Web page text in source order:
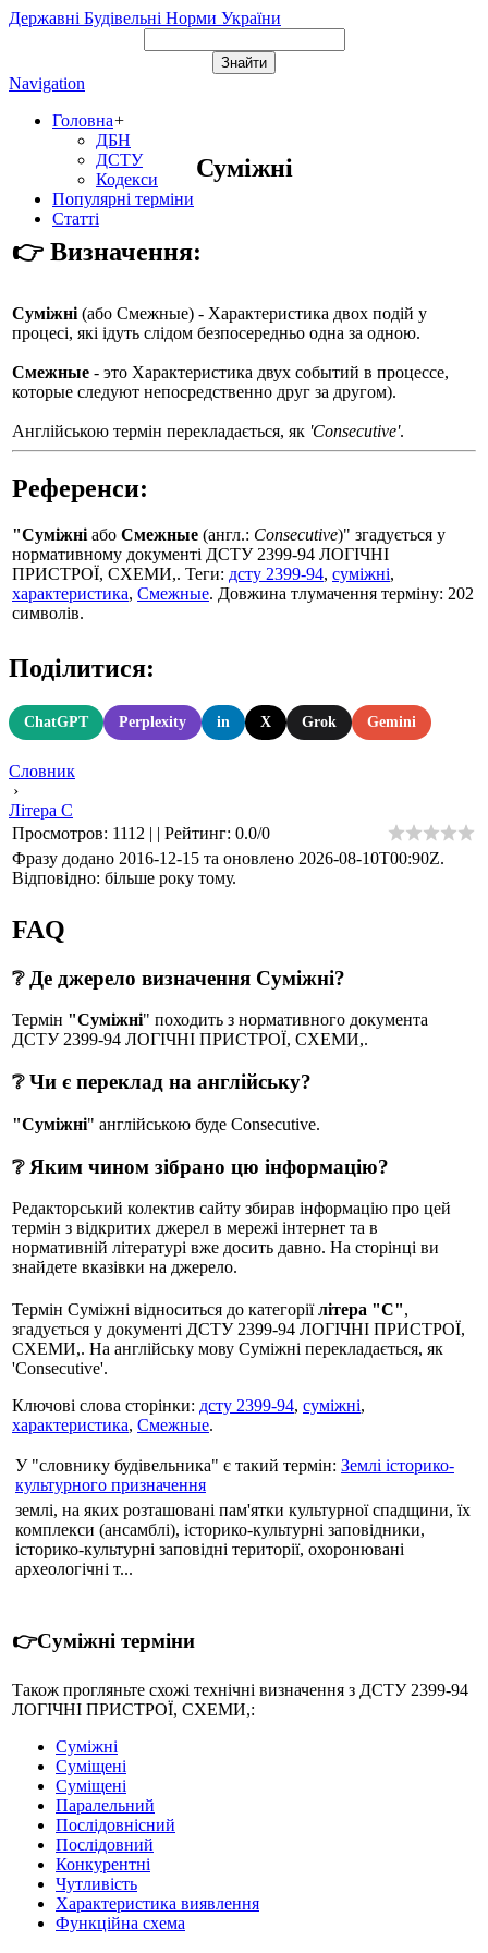
Державні Будівельні Норми України
Navigation
Головна+
ДБН
ДСТУ
Кодекси
Популярні терміни
Статті
Суміжні
👉 Визначення:
Суміжні (або Смежные) - Характеристика двох подій у
процесі, які ідуть слідом безпосередньо одна за одною.
Смежные - это Характеристика двух событий в процессе,
которые следуют непосредственно друг за другом).
Англійською термін перекладається, як 'Consecutive'.
Референси:
"Суміжні або Смежные (англ.: Consecutive)" згадується у
нормативному документі ДСТУ 2399-94 ЛОГІЧНІ
ПРИСТРОЇ, СХЕМИ,. Теги: дсту 2399-94, суміжні,
характеристика, Смежные. Довжина тлумачення терміну: 202
символів.
Поділитися:
ChatGPT Perplexity in X Grok Gemini
Словник
›
Літера С
Просмотров: 1112 | | Рейтинг: 0.0/0
Фразу додано 2016-12-15 та оновлено 2026-08-10T00:90Z.
Відповідно: більше року тому.
FAQ
❔ Де джерело визначення Суміжні?
Термін "Суміжні" походить з нормативного документа
ДСТУ 2399-94 ЛОГІЧНІ ПРИСТРОЇ, СХЕМИ,.
❔ Чи є переклад на англійську?
"Суміжні" англійською буде Consecutive.
❔ Яким чином зібрано цю інформацію?
Редакторський колектив сайту збирав інформацію про цей
термін з відкритих джерел в мережі інтернет та в
нормативній літературі вже досить давно. На сторінці ви
знайдете вказівки на джерело.
Термін Суміжні відноситься до категоріїлітера "С",
згадується у документі ДСТУ 2399-94 ЛОГІЧНІ ПРИСТРОЇ,
СХЕМИ,. На англійську мову Суміжні перекладається, як
'Consecutive'.
Ключові слова сторінки: дсту 2399-94, суміжні,
характеристика, Смежные.
У "словнику будівельника" є такий термін: Землі історико-
культурного призначення
землі, на яких розташовані пам'ятки культурної спадщини, їх
комплекси (ансамблі), історико-культурні заповідники,
історико-культурні заповідні території, охоронювані
археологічні т...
👉Суміжні терміни
Також прогляньте схожі технічні визначення з ДСТУ 2399-94
ЛОГІЧНІ ПРИСТРОЇ, СХЕМИ,:
Суміжні
Суміщені
Суміщені
Паралельний
Послідовнісний
Послідовний
Конкурентні
Чутливість
Характеристика виявлення
Функційна схема